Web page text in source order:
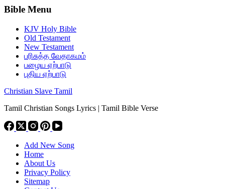
Bible Menu
KJV Holy Bible
Old Testament
New Testament
பரிசுத்த வேதாகமம்
பழைய ஏற்பாடு
புதிய ஏற்பாடு
Christian Slave Tamil
Tamil Christian Songs Lyrics | Tamil Bible Verse
Add New Song
Home
About Us
Privacy Policy
Sitemap